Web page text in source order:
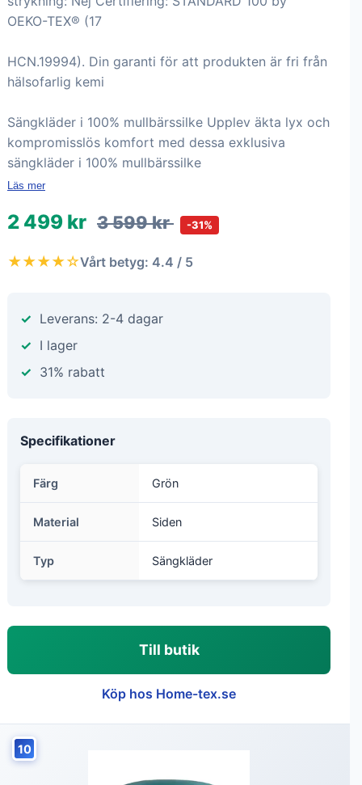
OEKO-TEX® (17
HCN.19994). Din garanti för att produkten är fri från
hälsofarlig kemi
Sängkläder i 100% mullbärssilke Upplev äkta lyx och
kompromisslös komfort med dessa exklusiva
sängkläder i 100% mullbärssilke
Läs mer
2 499 kr 3 599 kr -31%
★★★★☆Vårt betyg: 4.4 / 5
Leverans: 2-4 dagar
I lager
31% rabatt
Specifikationer
Färg Grön
Material Siden
Typ Sängkläder
Till butik
Köp hos Home-tex.se
10